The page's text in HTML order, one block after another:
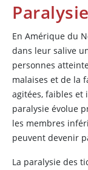
En Amérique du
dans leur salive
personnes
malaises et de la
agitées, faibles
paralysie évolue
les membres
peuvent devenir
La paralysie des